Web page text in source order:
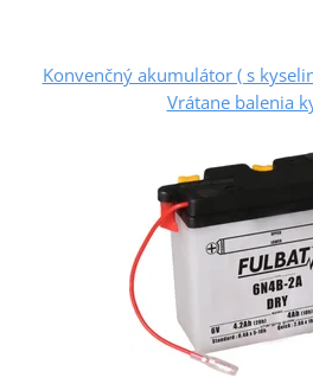
Konvenčný akumulátor ( s
Vrátane balenia